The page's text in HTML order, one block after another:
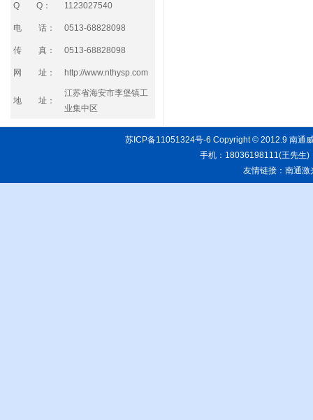
Q Q： 1123027540
电 话： 0513-68828098
传 真： 0513-68828098
网 址： http://www.nthysp.com
地 址：
江苏省海安市李堡镇工
业集中区
苏ICP备11051324号-6 Copyright © 2012.9 南通
手机：18036198111(王先
友情链接： 南通激